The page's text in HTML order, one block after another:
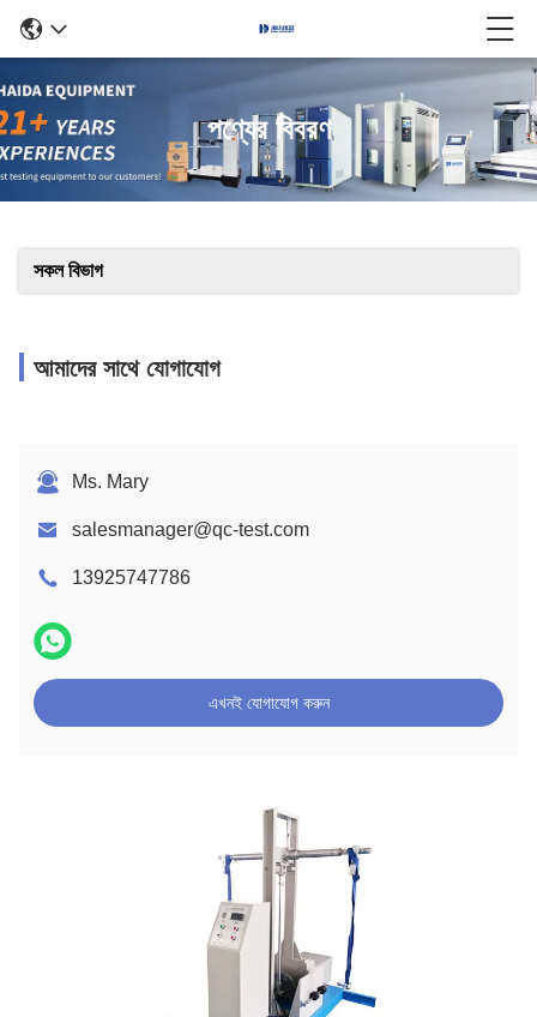
পণ্যের বিবরণ
সকল বিভাগ
আমাদের সাথে যোগাযোগ
Ms. Mary
salesmanager@qc-test.com
13925747786
এখনই যোগাযোগ করুন